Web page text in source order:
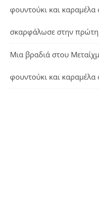
φουντούκι και καραμέλα
σκαρφάλωσε στην
Μια βραδιά στου
φουντούκι και καραμέλα